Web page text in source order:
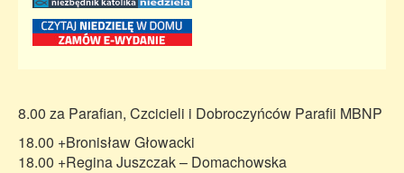
8.00 za Parafian, Czcicieli i Dobroczyńców Parafii MBNP
18.00 +Bronisław Głowacki
18.00 +Regina Juszczak – Domachowska